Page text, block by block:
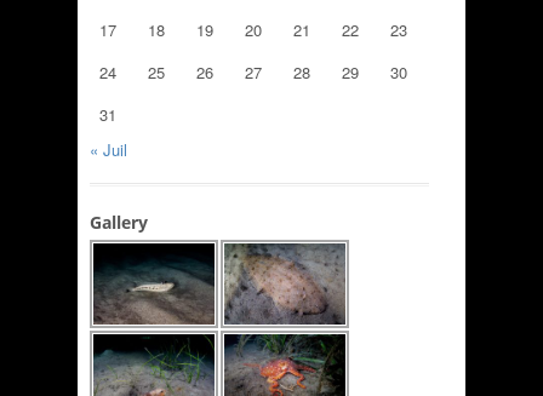
17
18 19 20 21 22
23
24
25 26 27 28 29
30
31
« Juil
Gallery